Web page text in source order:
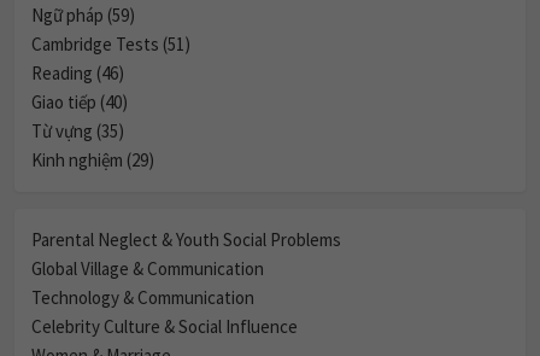
Ngữ pháp (59)
Cambridge Tests (51)
Reading (46)
Giao tiếp (40)
Từ vựng (35)
Kinh nghiệm (29)
Parental Neglect & Youth Social Problems
Global Village & Communication
Technology & Communication
Celebrity Culture & Social Influence